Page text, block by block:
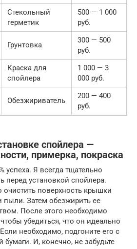
Стекольный
герметик
500 — 1 000
руб.
Грунтовка
300 — 500
руб.
Краска для
спойлера
1 000 — 3
000 руб.
Обезжириватель
200 — 400
руб.
спойлера —
примерка, покраска
успеха. Я всегда тщательно
перед установкой спойлера.
поверхность крышки
пыли. Затем обезжирить ее
После этого необходимо
убедиться, что он идеально
необходимо, подгоните его с
И, конечно, не забудьте